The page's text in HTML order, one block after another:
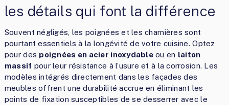
les détails qui font la différence
Souvent négligés, les poignées et les charnières sont
pourtant essentiels à la longévité de votre cuisine. Optez
pour des poignées en acier inoxydableou en laiton
massif pour leur résistance à l’usure et à la corrosion. Les
modèles intégrés directement dans les façades des
meubles offrent une durabilité accrue en éliminant les
points de fixation susceptibles de se desserrer avec le